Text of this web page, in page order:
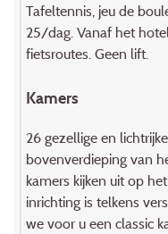
Tafeltennis, jeu de
25/dag. Vanaf het
fietsroutes. Geen lift.
Kamers
26 gezellige en
bovenverdieping van
kamers kijken uit op
inrichting is telkens
we voor u een classic